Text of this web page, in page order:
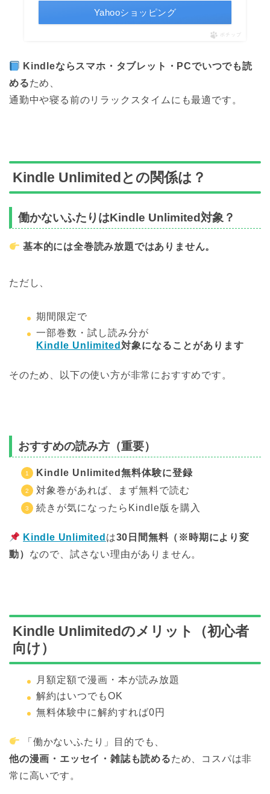
Yahooショッピング
ポチップ
Kindleならスマホ・タブレット・PCでいつでも読
めるため、
通勤中や寝る前のリラックスタイムにも最適です。
Kindle Unlimitedとの関係は？
働かないふたりはKindle Unlimited対象？
基本的には全巻読み放題ではありません。
ただし、
期間限定で
一部巻数・試し読み分が
Kindle Unlimited 対象になることがあります
そのため、以下の使い方が非常におすすめです。
おすすめの読み方（重要）
Kindle Unlimited無料体験に登録
対象巻があれば、まず無料で読む
続きが気になったらKindle版を購入
Kindle Unlimited は30日間無料（※時期により変
動） なので、試さない理由がありません。
Kindle Unlimitedのメリット（初心者
向け）
月額定額で漫画・本が読み放題
解約はいつでもOK
無料体験中に解約すれば0円
「働かないふたり」目的でも、
他の漫画・エッセイ・雑誌も読めるため、コスパは非
常に高いです。